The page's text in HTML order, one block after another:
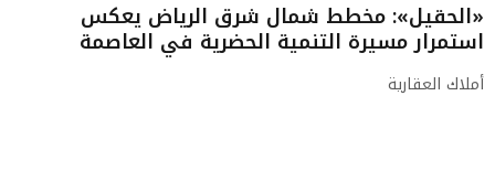
«الحقيل»: مخطط شمال شرق الرياض يعكس
استمرار مسيرة التنمية الحضرية في العاصمة
أملاك العقارية